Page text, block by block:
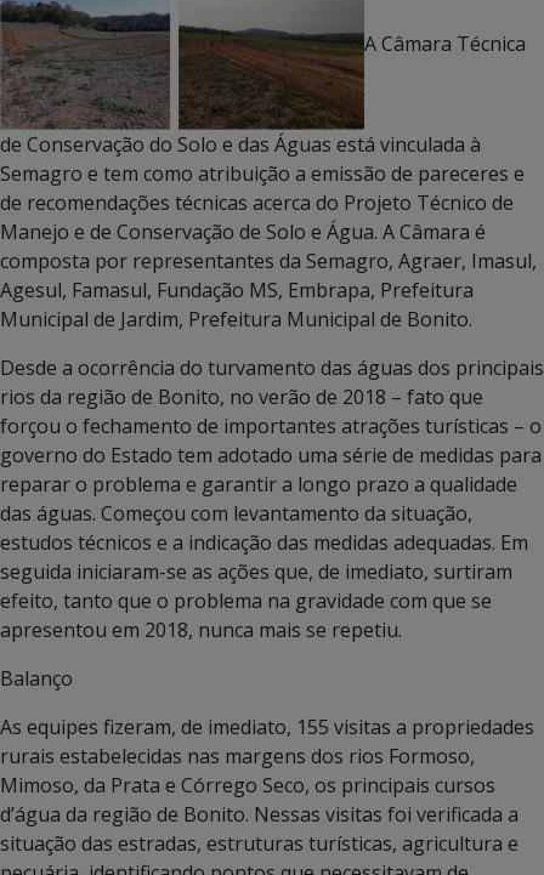
A Câmara Técnica
de Conservação do Solo e das Águas está vinculada à
Semagro e tem como atribuição a emissão de pareceres e
de recomendações técnicas acerca do Projeto Técnico de
Manejo e de Conservação de Solo e Água. A Câmara é
composta por representantes da Semagro, Agraer, Imasul,
Agesul, Famasul, Fundação MS, Embrapa, Prefeitura
Municipal de Jardim, Prefeitura Municipal de Bonito.
Desde a ocorrência do turvamento das águas dos principais
rios da região de Bonito, no verão de 2018 – fato que
forçou o fechamento de importantes atrações turísticas – o
governo do Estado tem adotado uma série de medidas para
reparar o problema e garantir a longo prazo a qualidade
das águas. Começou com levantamento da situação,
estudos técnicos e a indicação das medidas adequadas. Em
seguida iniciaram-se as ações que, de imediato, surtiram
efeito, tanto que o problema na gravidade com que se
apresentou em 2018, nunca mais se repetiu.
Balanço
As equipes fizeram, de imediato, 155 visitas a propriedades
rurais estabelecidas nas margens dos rios Formoso,
Mimoso, da Prata e Córrego Seco, os principais cursos
d’água da região de Bonito. Nessas visitas foi verificada a
situação das estradas, estruturas turísticas, agricultura e